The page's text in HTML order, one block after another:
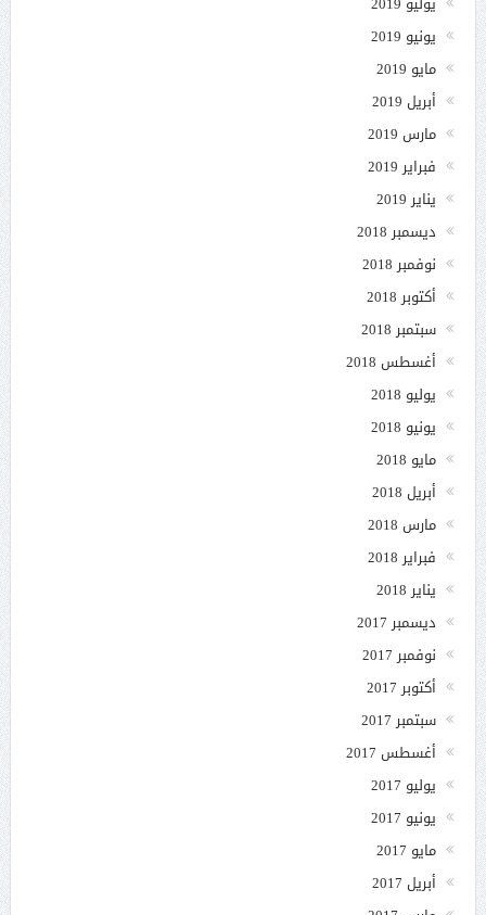
يونيو 2019
مايو 2019
أبريل 2019
مارس 2019
فبراير 2019
يناير 2019
ديسمبر 2018
نوفمبر 2018
أكتوبر 2018
سبتمبر 2018
أغسطس 2018
يوليو 2018
يونيو 2018
مايو 2018
أبريل 2018
مارس 2018
فبراير 2018
يناير 2018
ديسمبر 2017
نوفمبر 2017
أكتوبر 2017
سبتمبر 2017
أغسطس 2017
يوليو 2017
يونيو 2017
مايو 2017
أبريل 2017